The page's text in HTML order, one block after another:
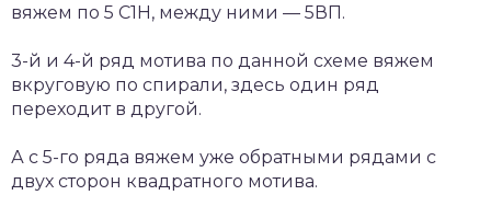
вяжем по 5 С1Н, между ними — 5ВП.
3-й и 4-й ряд мотива по данной схеме вяжем
вкруговую по спирали, здесь один ряд
переходит в другой.
А с 5-го ряда вяжем уже обратными рядами с
двух сторон квадратного мотива.